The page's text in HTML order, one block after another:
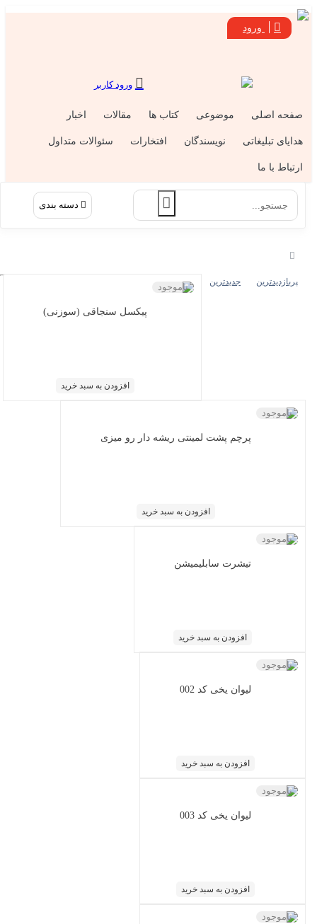
ورود
ورود کاربر
صفحه اصلی موضوعی کتاب ها مقالات اخبار
هدایای تبلیغاتی نویسندگان افتخارات سئوالات متداول
ارتباط با ما
دسته بندی
پربازدیدترین جدیدترین
پیکسل سنجاقی (سوزنی)
ناموجود
افزودن به سبد خرید
پرچم پشت لمینتی ریشه دار رو میزی
ناموجود
افزودن به سبد خرید
تیشرت سابلیمیشن
ناموجود
افزودن به سبد خرید
لیوان یخی کد 002
ناموجود
افزودن به سبد خرید
لیوان یخی کد 003
ناموجود
افزودن به سبد خرید
ناموجود